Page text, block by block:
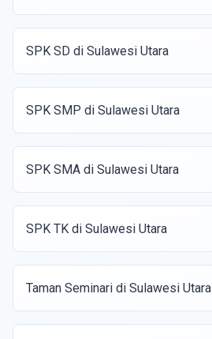
SPK SD di Sulawesi Utara
SPK SMP di Sulawesi Utara
SPK SMA di Sulawesi Utara
SPK TK di Sulawesi Utara
Taman Seminari di Sulawesi Utara